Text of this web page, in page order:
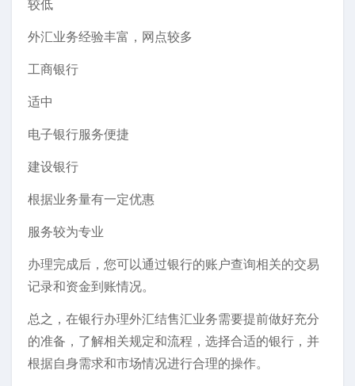
较低
外汇业务经验丰富，网点较多
工商银行
适中
电子银行服务便捷
建设银行
根据业务量有一定优惠
服务较为专业
办理完成后，您可以通过银行的账户查询相关的交易
记录和资金到账情况。
总之，在银行办理外汇结售汇业务需要提前做好充分
的准备，了解相关规定和流程，选择合适的银行，并
根据自身需求和市场情况进行合理的操作。